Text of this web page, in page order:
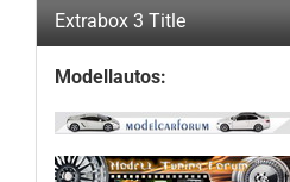
Extrabox 3 Title
Modellautos: